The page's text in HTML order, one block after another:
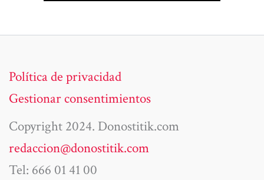
Política de privacidad
Gestionar consentimientos
Copyright 2024. Donostitik.com
redaccion@donostitik.com
Tel: 666 01 41 00